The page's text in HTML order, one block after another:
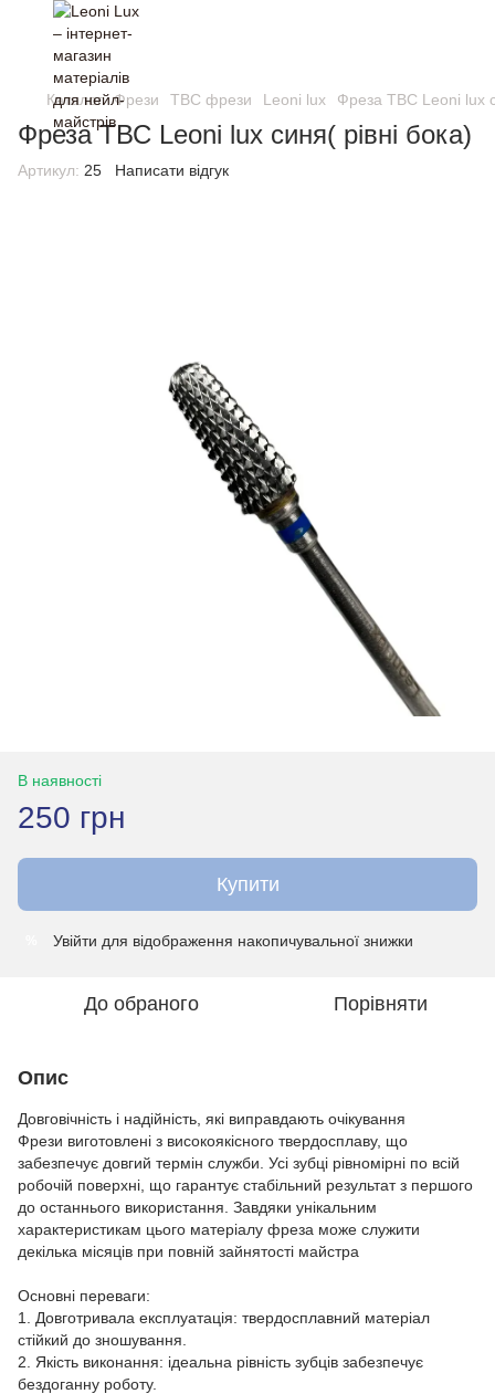
Каталог Фрези ТВС фрези Leoni lux Фреза ТВС Leoni lux
Фреза ТВС Leoni lux синя( рівні бока)
Артикул: 25 Написати відгук
В наявності
250 грн
Купити
Увійти для відображення накопичувальної знижки
До обраного Порівняти
Опис
Довговічність і надійність, які виправдають очікування
Фрези виготовлені з високоякісного твердосплаву, що
забезпечує довгий термін служби. Усі зубці рівномірні по всій
робочій поверхні, що гарантує стабільний результат з першого
до останнього використання. Завдяки унікальним
характеристикам цього матеріалу фреза може служити
декілька місяців при повній зайнятості майстра
Основні переваги:
1. Довготривала експлуатація: твердосплавний матеріал
стійкий до зношування.
2. Якість виконання: ідеальна рівність зубців забезпечує
бездоганну роботу.